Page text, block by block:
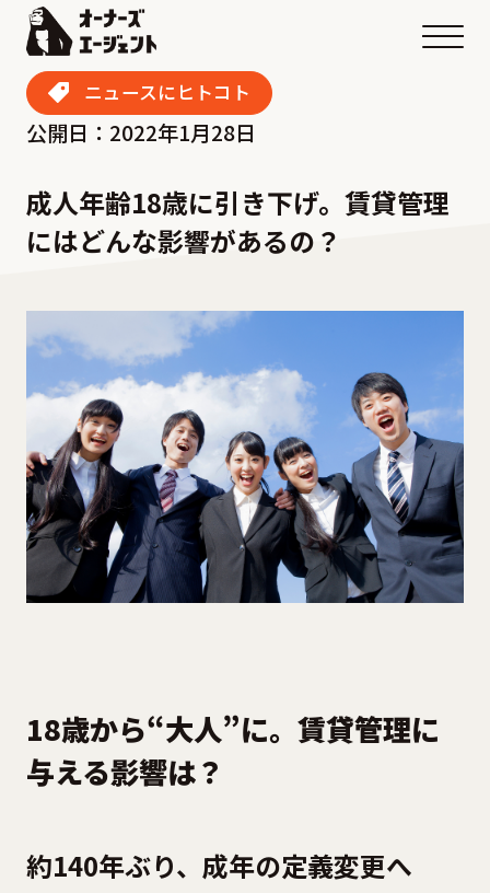
メニ
ニュースにヒトコト
公開日：2022年1月28日
成人年齢18歳に引き下げ。賃貸管理
にはどんな影響があるの？
18歳から“大人”に。賃貸管理に
与える影響は？
約140年ぶり、成年の定義変更へ